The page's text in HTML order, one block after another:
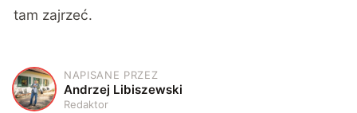
tam zajrzeć.
A
NAPISANE PRZEZ
Andrzej Libiszewski
Redaktor